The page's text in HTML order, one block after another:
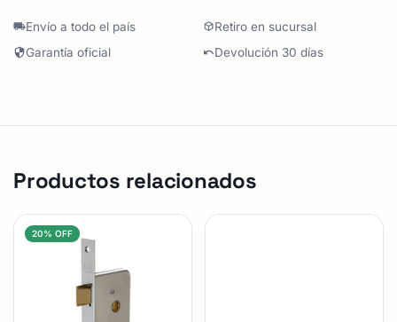
Envío a todo el país
Retiro en sucursal
Garantía oficial
Devolución 30 días
Productos relacionados
20% OFF